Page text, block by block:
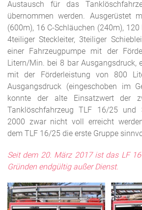
Austausch für das
übernommen werden. Ausgerüstet
(600m), 16 C-Schläuchen (240m),
4teiliger Steckleiter, 3teiliger
einer Fahrzeugpumpe mit der
Litern/Min. bei 8 bar Ausgangsdruck,
mit der Förderleistung von 800
Ausgangsdruck (eingeschoben im
konnte der alte Einsatzwert der
Tanklöschfahrzeug TLF 16/25 und
2000 zwar nicht voll erreicht
dem TLF 16/25 die erste Gruppe
Seit dem 20. März 2017 ist das LF
Gründen endgültig außer Dienst.